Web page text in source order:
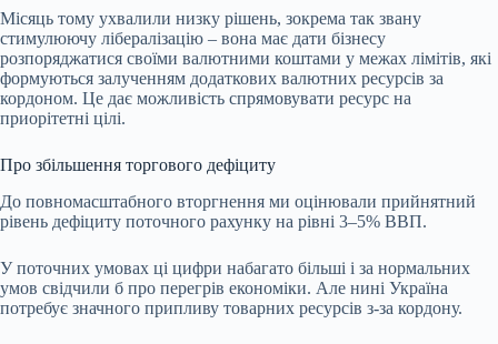
Місяць тому ухвалили низку рішень, зокрема так звану
стимулюючу лібералізацію – вона має дати бізнесу
розпоряджатися своїми валютними коштами у межах лімітів, які
формуються залученням додаткових валютних ресурсів за
кордоном. Це дає можливість спрямовувати ресурс на
приорітетні цілі.
Про збільшення торгового дефіциту
До повномасштабного вторгнення ми оцінювали прийнятний
рівень дефіциту поточного рахунку на рівні 3–5% ВВП.
У поточних умовах ці цифри набагато більші і за нормальних
умов свідчили б про перегрів економіки. Але нині Україна
потребує значного припливу товарних ресурсів з-за кордону.